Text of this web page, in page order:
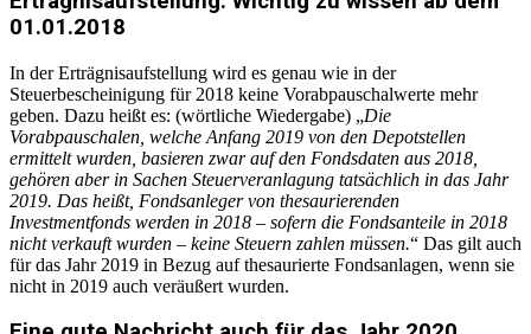
01.01.2018
In der Erträgnisaufstellung wird es genau wie in der
Steuerbescheinigung für 2018 keine Vorabpauschalwerte mehr
geben. Dazu heißt es: (wörtliche Wiedergabe) „Die
Vorabpauschalen, welche Anfang 2019 von den Depotstellen
ermittelt wurden, basieren zwar auf den Fondsdaten aus 2018,
gehören aber in Sachen Steuerveranlagung tatsächlich in das Jahr
2019. Das heißt, Fondsanleger von thesaurierenden
Investmentfonds werden in 2018 – sofern die Fondsanteile in 2018
nicht verkauft wurden – keine Steuern zahlen müssen.“ Das gilt auch
für das Jahr 2019 in Bezug auf thesaurierte Fondsanlagen, wenn sie
nicht in 2019 auch veräußert wurden.